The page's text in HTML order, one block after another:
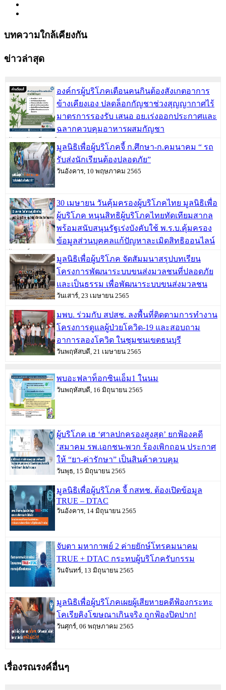
บทความใกล้เคียงกัน
ข่าวล่าสุด
องค์กรผู้บริโภคเตือนคนกินต้องสังเกตอาการ
ข้างเคียงเอง ปลดล็อกกัญชาช่วงสุญญากาศไร้
มาตรการรองรับ เสนอ อย.เร่งออกประกาศและ
ฉลากควบคุมอาหารผสมกัญชา
วันพฤหัสบดี, 09 มิถุนายน 2565
มูลนิธิเพื่อผู้บริโภคจี้ ก.ศึกษา-ก.คมนาคม “ รถ
รับส่งนักเรียนต้องปลอดภัย”
วันอังคาร, 10 พฤษภาคม 2565
30 เมษายน วันคุ้มครองผู้บริโภคไทย มูลนิธิเพื่อ
ผู้บริโภค หนุนสิทธิผู้บริโภคไทยทัดเทียมสากล
พร้อมสนับสนุนรัฐเร่งบังคับใช้ พ.ร.บ.คุ้มครอง
ข้อมูลส่วนบุคคลแก้ปัญหาละเมิดสิทธิออนไลน์
วันเสาร์, 30 เมษายน 2565
มูลนิธิเพื่อผู้บริโภค จัดสัมมนาสรุปบทเรียน
โครงการพัฒนาระบบขนส่งมวลชนที่ปลอดภัย
และเป็นธรรม เพื่อพัฒนาระบบขนส่งมวลชน
วันเสาร์, 23 เมษายน 2565
มพบ. ร่วมกับ สปสช. ลงพื้นที่ติดตามการทำงาน
โครงการดูแลผู้ป่วยโควิด-19 และสอบถาม
อาการลองโควิด ในชุมชนเขตธนบุรี
วันพฤหัสบดี, 21 เมษายน 2565
พบอะฟลาท็อกซินเอ็ม1 ในนม
วันพฤหัสบดี, 16 มิถุนายน 2565
ผู้บริโภค เฮ ‘ศาลปกครองสูงสุด’ ยกฟ้องคดี
‘สมาคม รพ.เอกชน-พวก ร้องเพิกถอน ประกาศ
ให้ “ยา-ค่ารักษา” เป็นสินค้าควบคุม
วันพุธ, 15 มิถุนายน 2565
มูลนิธิเพื่อผู้บริโภค จี้ กสทช. ต้องเปิดข้อมูล
TRUE – DTAC
วันอังคาร, 14 มิถุนายน 2565
จับตา มหากาพย์ 2 ค่ายยักษ์โทรคมนาคม
TRUE + DTAC กระทบผู้บริโภครับกรรม
วันจันทร์, 13 มิถุนายน 2565
มูลนิธิเพื่อผู้บริโภคเผยผู้เสียหายคดีฟ้องกระทะ
โคเรียคิงโฆษณาเกินจริง ถูกฟ้องปิดปาก!
วันศุกร์, 06 พฤษภาคม 2565
เรื่องรณรงค์อื่นๆ